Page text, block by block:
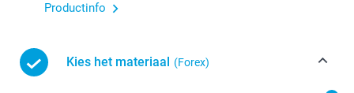
Productinfo
Kies het materiaal (Forex)